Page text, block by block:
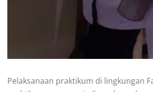
Pelaksanaan praktikum di lingkungan